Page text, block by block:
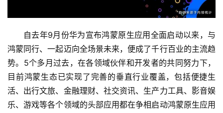
自去年9月份华为宣布鸿蒙原生应用全面启动以来，与
鸿蒙同行、一起迈向全场景未来，便成了千行百业的主流趋
势。5个多月过去，在各领域伙伴和开发者的共同努力下，
目前鸿蒙生态已实现了完善的垂直行业覆盖，包括便捷生
活、出行文旅、金融理财、社交资讯、生产力工具、影音娱
乐、游戏等各个领域的头部应用都在争相启动鸿蒙原生应用